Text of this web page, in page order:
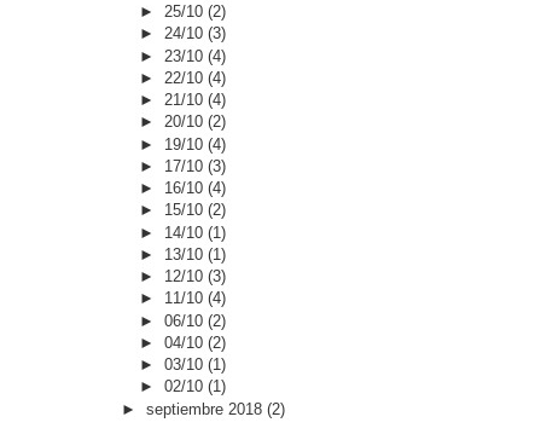
►25/10(2)
►24/10(3)
► 23/10(4)
► 22/10(4)
►21/10(4)
►20/10(2)
► 19/10(4)
► 17/10(3)
► 16/10(4)
► 15/10(2)
► 14/10(1)
► 13/10(1)
► 12/10(3)
► 11/10(4)
►06/10(2)
►04/10(2)
►03/10(1)
►02/10(1)
► septiembre 2018 (2)